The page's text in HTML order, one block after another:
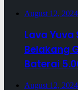
August 12, 2024
Lava
Belakang
Baterai
August 12, 2024